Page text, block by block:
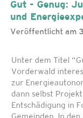
Gut - Genug:
und
Veröffentlicht am
Unter dem Titel
Vorderwald
zur
dann selbst
Entschädigung in